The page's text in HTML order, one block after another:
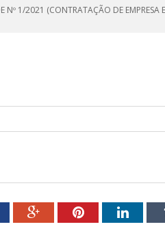
Nº 1/2021 (CONTRATAÇÃO DE EMPRESA
Google+Pinterest